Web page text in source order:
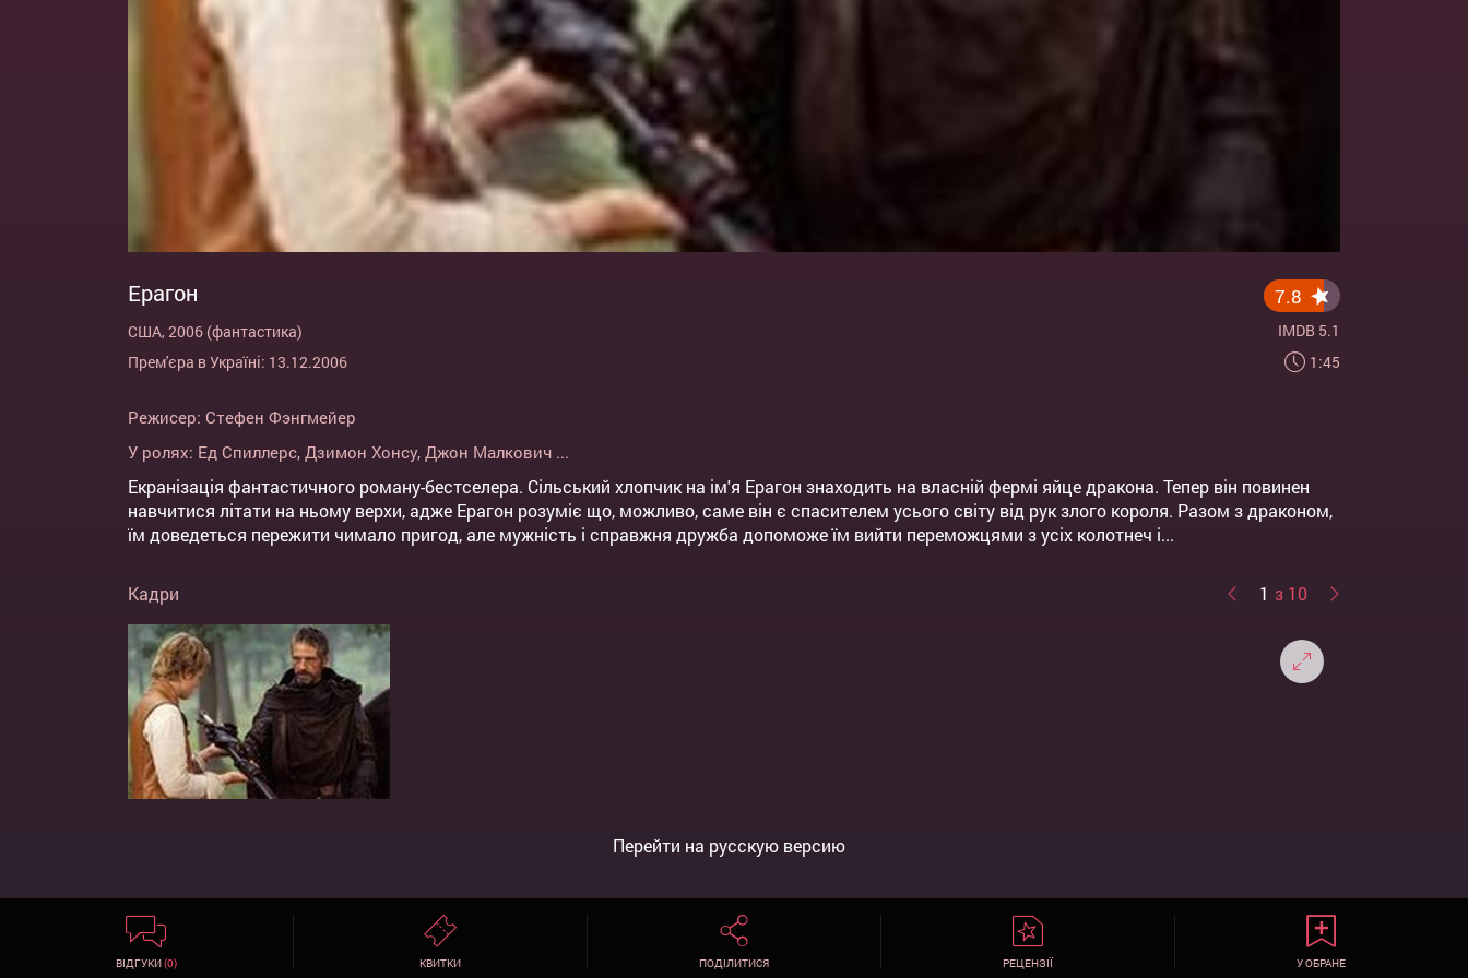
Ерагон
США, 2006 (фантастика)
Прем'єра в Україні: 13.12.2006
7.8
IMDB 5.1
1:45
Режисер: Стефен Фэнгмейер
У ролях: Ед Спиллерс, Дзимон Хонсу, Джон Малкович ...
Екранізація фантастичного роману-бестселера. Сільський хлопчик на ім'я Ерагон знаходить на власній фермі яйце дракона. Тепер він повинен
навчитися літати на ньому верхи, адже Ерагон розуміє що, можливо, саме він є спасителем усього світу від рук злого короля. Разом з драконом,
їм доведеться пережити чимало пригод, але мужність і справжня дружба допоможе їм вийти переможцями з усіх колотнеч і...
Кадри 1 з 10
Перейти на русскую версию
ВІДГУКИ(0) КВИТКИ ПОДІЛИТИСЯ РЕЦЕНЗІЇ У ОБРАНЕ